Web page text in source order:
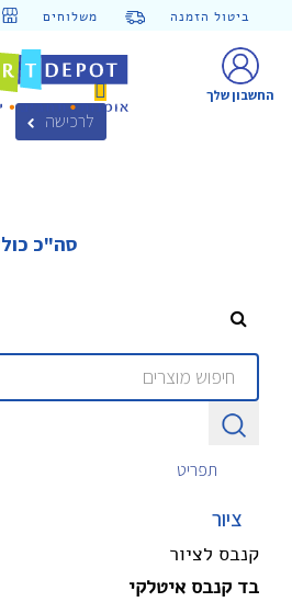
ביטול הזמנה משלוחים
לרכישה
סה"כ
החשבון שלך
תפריט
ציור
קנבס לציור
בד קנבס איטלקי